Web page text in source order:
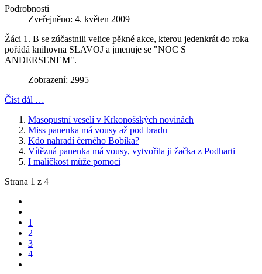
Podrobnosti
Zveřejněno: 4. květen 2009
Žáci 1. B se zúčastnili velice pěkné akce, kterou jedenkrát do roka
pořádá knihovna SLAVOJ a jmenuje se "NOC S
ANDERSENEM".
Zobrazení: 2995
Číst dál …
Masopustní veselí v Krkonošských novinách
Miss panenka má vousy až pod bradu
Kdo nahradí černého Bobíka?
Vítězná panenka má vousy, vytvořila ji žačka z Podharti
I maličkost může pomoci
Strana 1 z 4
1
2
3
4